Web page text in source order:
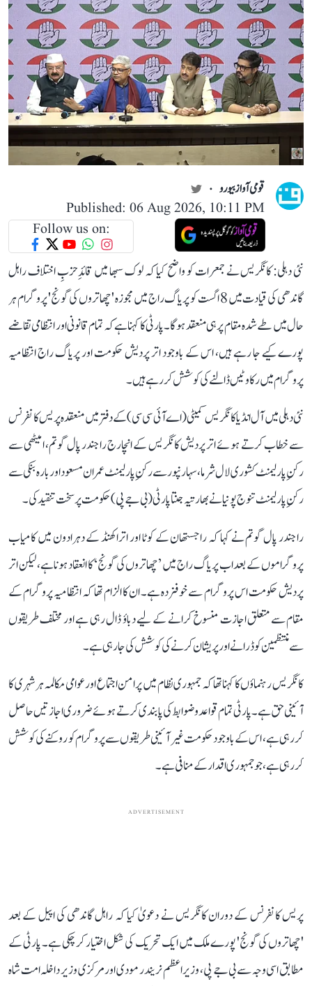
قومی آواز بیورو
Published: 06 Aug 2026, 10:11 PM
Follow us on:
نئی دہلی: کانگریس نے جمعرات کو واضح کیا کہ لوک سبھا میں قائدِ حزبِ اختلاف راہل
گاندھی کی قیادت میں 8 اگست کو پریاگ راج میں مجوزہ 'چھاتروں کی گونج' پروگرام ہر
حال میں طے شدہ مقام پر ہی منعقد ہوگا۔ پارٹی کا کہنا ہے کہ تمام قانونی اور انتظامی تقاضے
پورے کیے جا رہے ہیں، اس کے باوجود اتر پردیش حکومت اور پریاگ راج انتظامیہ
پروگرام میں رکاوٹیں ڈالنے کی کوشش کر رہے ہیں۔
نئی دہلی میں آل انڈیا کانگریس کمیٹی (اے آئی سی سی) کے دفتر میں منعقدہ پریس کانفرنس
سے خطاب کرتے ہوئے اتر پردیش کانگریس کے انچارج راجندر پال گوتم، امیٹھی سے
رکنِ پارلیمنٹ کشوری لال شرما، سہارنپور سے رکنِ پارلیمنٹ عمران مسعود اور بارہ بنکی سے
رکنِ پارلیمنٹ تنوج پونیا نے بھارتیہ جنتا پارٹی (بی جے پی) حکومت پر سخت تنقید کی۔
راجندر پال گوتم نے کہا کہ راجستھان کے کوٹا اور اتراکھنڈ کے دہرادون میں کامیاب
پروگراموں کے بعد اب پریاگ راج میں ’چھاتروں کی گونج‘ کا انعقاد ہونا ہے، لیکن اتر
پردیش حکومت اس پروگرام سے خوفزدہ ہے۔ ان کا الزام تھا کہ انتظامیہ پروگرام کے
مقام سے متعلق اجازت منسوخ کرانے کے لیے دباؤ ڈال رہی ہے اور مختلف طریقوں
سے منتظمین کو ڈرانے اور پریشان کرنے کی کوشش کی جا رہی ہے۔
کانگریس رہنماؤں کا کہنا تھا کہ جمہوری نظام میں پرامن اجتماع اور عوامی مکالمہ ہر شہری کا
آئینی حق ہے۔ پارٹی تمام قواعد و ضوابط کی پابندی کرتے ہوئے ضروری اجازتیں حاصل
کر رہی ہے، اس کے باوجود حکومت غیر آئینی طریقوں سے پروگرام کو روکنے کی کوشش
کر رہی ہے، جو جمہوری اقدار کے منافی ہے۔
ADVERTISEMENT
پریس کانفرنس کے دوران کانگریس نے دعویٰ کیا کہ راہل گاندھی کی اپیل کے بعد
'چھاتروں کی گونج' پورے ملک میں ایک تحریک کی شکل اختیار کر چکی ہے۔ پارٹی کے
مطابق اسی وجہ سے بی جے پی، وزیر اعظم نریندر مودی اور مرکزی وزیر داخلہ امت شاہ